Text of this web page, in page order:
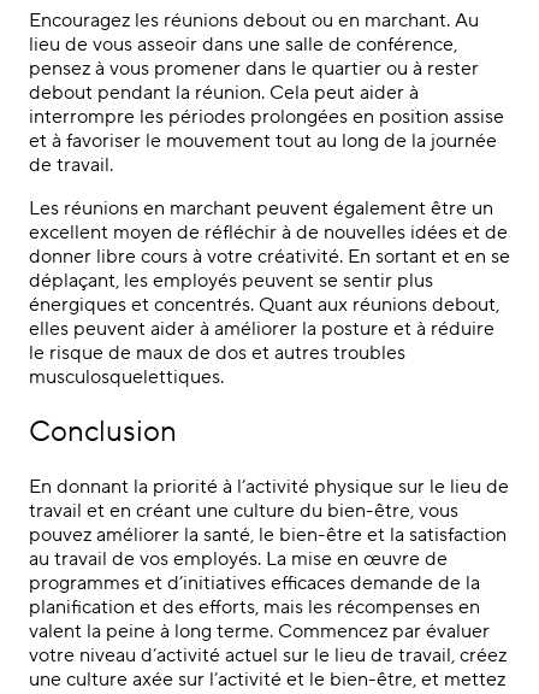
Encouragez les réunions debout ou en marchant. Au
lieu de vous asseoir dans une salle de conférence,
pensez à vous promener dans le quartier ou à rester
debout pendant la réunion. Cela peut aider à
interrompre les périodes prolongées en position assise
et à favoriser le mouvement tout au long de la journée
de travail.
Les réunions en marchant peuvent également être un
excellent moyen de réfléchir à de nouvelles idées et de
donner libre cours à votre créativité. En sortant et en se
déplaçant, les employés peuvent se sentir plus
énergiques et concentrés. Quant aux réunions debout,
elles peuvent aider à améliorer la posture et à réduire
le risque de maux de dos et autres troubles
musculosquelettiques.
Conclusion
En donnant la priorité à l’activité physique sur le lieu de
travail et en créant une culture du bien-être, vous
pouvez améliorer la santé, le bien-être et la satisfaction
au travail de vos employés. La mise en œuvre de
programmes et d’initiatives efficaces demande de la
planification et des efforts, mais les récompenses en
valent la peine à long terme. Commencez par évaluer
votre niveau d’activité actuel sur le lieu de travail, créez
une culture axée sur l’activité et le bien-être, et mettez